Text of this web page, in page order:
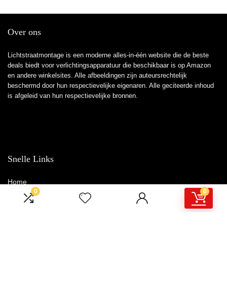
0 0
Over ons
Lichtstraatmontage is een moderne alles-in-één website die de beste
deals biedt voor verlichtingsapparatuur die beschikbaar is op Amazon
en andere winkelsites. Alle afbeeldingen zijn auteursrechtelijk
beschermd door hun respectievelijke eigenaren. Alle geciteerde inhoud
is afgeleid van hun respectievelijke bronnen.
Snelle Links
Home
Winkel